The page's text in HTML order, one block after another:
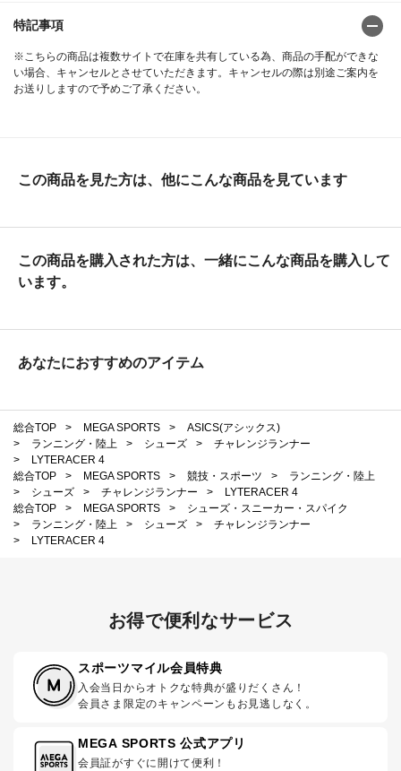
特記事項
※こちらの商品は複数サイトで在庫を共有している為、商品の手配ができな
い場合、キャンセルとさせていただきます。キャンセルの際は別途ご案内を
お送りしますので予めご了承ください。
この商品を見た方は、他にこんな商品を見ています
この商品を購入された方は、一緒にこんな商品を購入して
います。
あなたにおすすめのアイテム
総合TOP > MEGA SPORTS >
ASICS(アシックス)
>
ランニング・陸上 > シューズ >
チャレンジランナー
>
LYTERACER 4
総合TOP
> MEGA SPORTS > 競技・スポーツ >
ランニング・陸上
>
シューズ > チャレンジランナー >
LYTERACER 4
総合TOP
> MEGA SPORTS >
シューズ・スニーカー・スパイク
>
ランニング・陸上 > シューズ >
チャレンジランナー
>
LYTERACER 4
お得で便利なサービス
スポーツマイル会員特典
入会当日からオトクな特典が盛りだくさん！
会員さま限定のキャンペーンもお見逃しなく。
MEGA SPORTS 公式アプリ
会員証がすぐに開けて便利！